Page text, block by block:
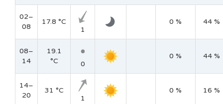
02–
08
17.8 °C
1
0 % 44 %
08–
14
19.1
°C
0
0 % 44 %
14–
20
31 °C
1
0 % 16 %